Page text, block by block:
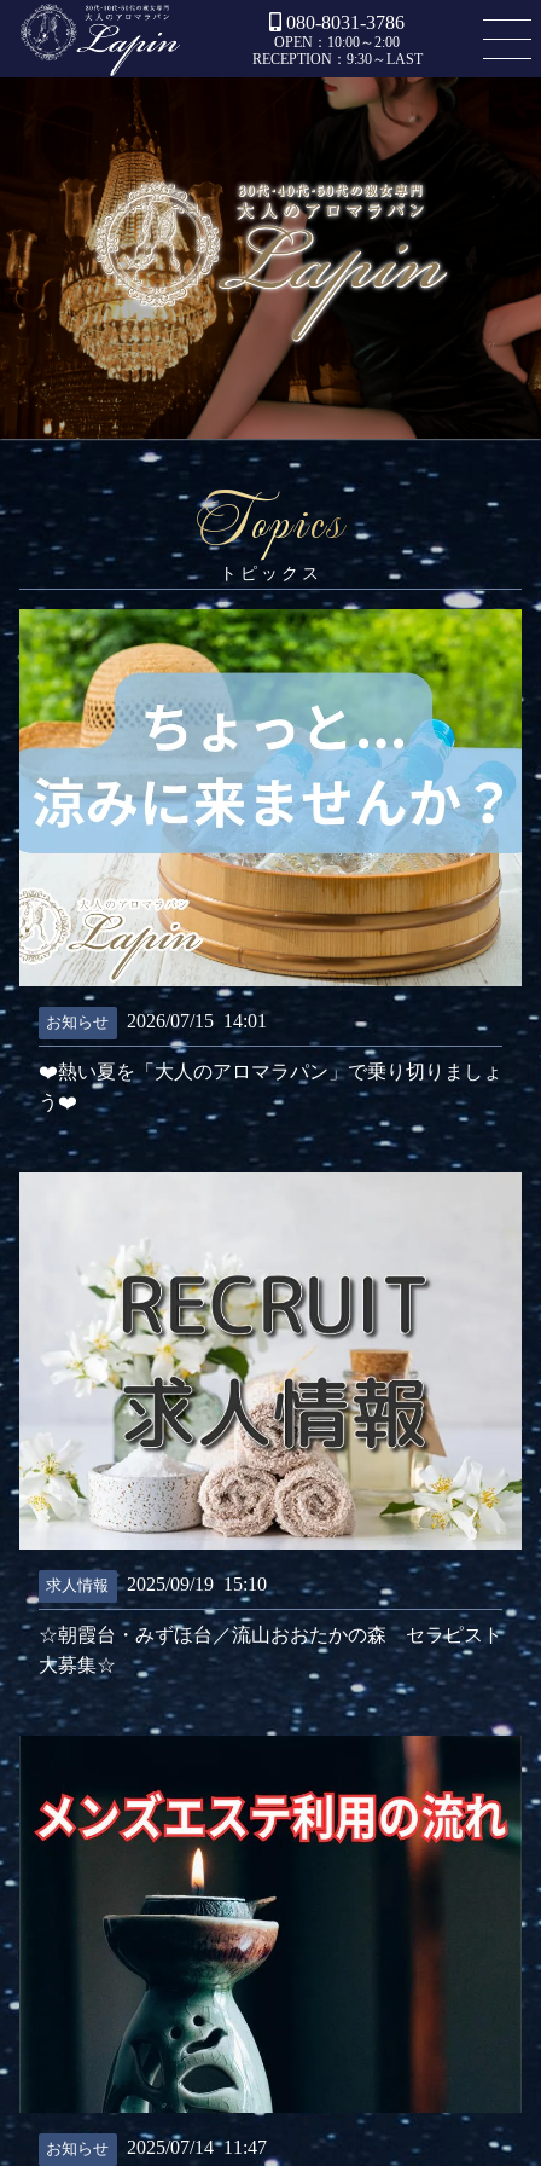
080-8031-3786
OPEN：10:00～2:00
RECEPTION：9:30～LAST
Topics
お知らせ 2026/07/15 14:01
❤️熱い夏を「大人のアロマラパン」で乗り切りましょ
う❤️
求人情報 2025/09/19 15:10
☆朝霞台・みずほ台／流山おおたかの森 セラピスト
大募集☆
お知らせ 2025/07/14 11:47